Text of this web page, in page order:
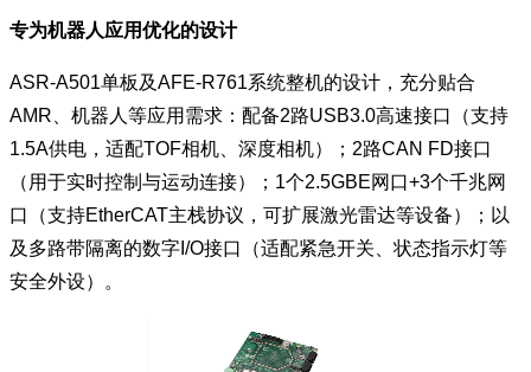
专为机器人应用优化的设计
ASR-A501单板及AFE-R761系统整机的设计，充分贴合
AMR、机器人等应用需求：配备2路USB3.0高速接口（支持
1.5A供电，适配TOF相机、深度相机）；2路CAN FD接口
（用于实时控制与运动连接）；1个2.5GBE网口+3个千兆网
口（支持EtherCAT主栈协议，可扩展激光雷达等设备）；以
及多路带隔离的数字I/O接口（适配紧急开关、状态指示灯等
安全外设）。